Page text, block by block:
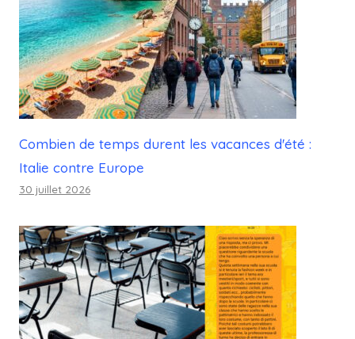
Combien de temps durent les vacances d'été :
Italie contre Europe
30 juillet 2026